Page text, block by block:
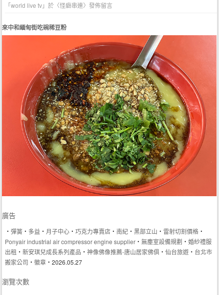
「world live tv」於〈怪癖串連〉發佈留言
來中和緬甸街吃碗稀豆粉
廣告
‧彈簧 ‧ 多益 ‧ 月子中心 ‧巧克力專賣店 ‧南紀 ‧黑部立山 ‧ 雷射切割價格 ‧
Ponyair industrial air compressor engine supplier ‧無塵室設備規劃 ‧婚紗禮服
出租 ‧新安琪兒成長系列產品 ‧神像佛像推薦-唐山居家佛俱 ‧仙台旅遊 ‧ 台北市
搬家公司 ‧徽章 ‧2026.05.27
瀏覽次數